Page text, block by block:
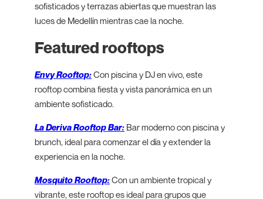
sofisticados y terrazas abiertas que muestran las
luces de Medellín mientras cae la noche.
Featured rooftops
Envy Rooftop:Con piscina y DJ en vivo, este
rooftop combina fiesta y vista panorámica en un
ambiente sofisticado.
La Deriva Rooftop Bar: Bar moderno con piscina y
brunch, ideal para comenzar el día y extender la
experiencia en la noche.
Mosquito Rooftop:Con un ambiente tropical y
vibrante, este rooftop es ideal para grupos que